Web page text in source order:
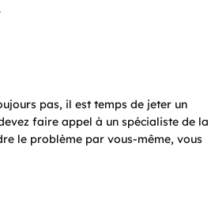
pas, il est temps de jeter un
faire appel à un spécialiste de la
le problème par vous-même, vous